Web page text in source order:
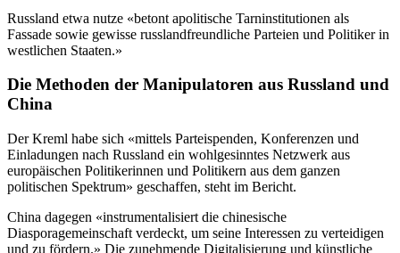
Russland etwa nutze «betont apolitische Tarninstitutionen als
Fassade sowie gewisse russlandfreundliche Parteien und Politiker in
westlichen Staaten.»
Die Methoden der Manipulatoren aus Russland und
China
Der Kreml habe sich «mittels Parteispenden, Konferenzen und
Einladungen nach Russland ein wohlgesinntes Netzwerk aus
europäischen Politikerinnen und Politikern aus dem ganzen
politischen Spektrum» geschaffen, steht im Bericht.
China dagegen «instrumentalisiert die chinesische
Diasporagemeinschaft verdeckt, um seine Interessen zu verteidigen
und zu fördern.» Die zunehmende Digitalisierung und künstliche